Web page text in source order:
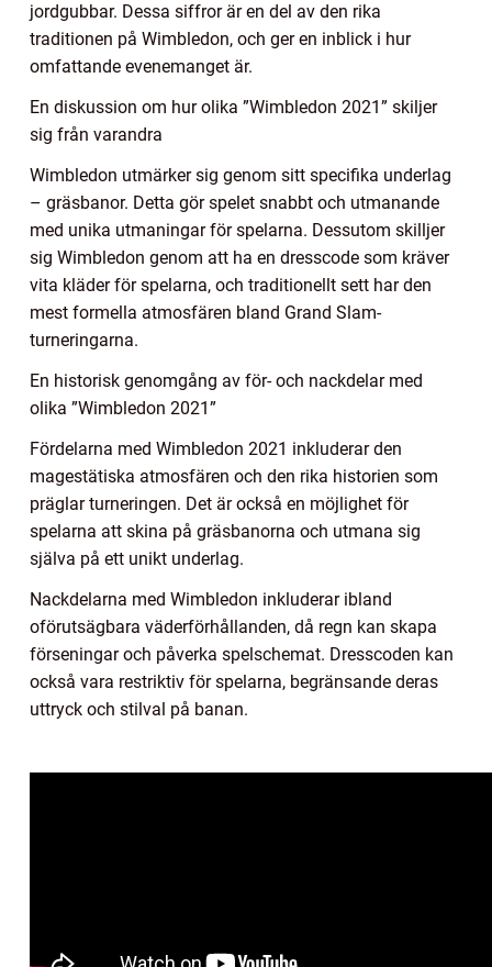
jordgubbar. Dessa siffror är en del av den rika
traditionen på Wimbledon, och ger en inblick i hur
omfattande evenemanget är.
En diskussion om hur olika ”Wimbledon 2021” skiljer
sig från varandra
Wimbledon utmärker sig genom sitt specifika underlag
– gräsbanor. Detta gör spelet snabbt och utmanande
med unika utmaningar för spelarna. Dessutom skilljer
sig Wimbledon genom att ha en dresscode som kräver
vita kläder för spelarna, och traditionellt sett har den
mest formella atmosfären bland Grand Slam-
turneringarna.
En historisk genomgång av för- och nackdelar med
olika ”Wimbledon 2021”
Fördelarna med Wimbledon 2021 inkluderar den
magestätiska atmosfären och den rika historien som
präglar turneringen. Det är också en möjlighet för
spelarna att skina på gräsbanorna och utmana sig
själva på ett unikt underlag.
Nackdelarna med Wimbledon inkluderar ibland
oförutsägbara väderförhållanden, då regn kan skapa
förseningar och påverka spelschemat. Dresscoden kan
också vara restriktiv för spelarna, begränsande deras
uttryck och stilval på banan.